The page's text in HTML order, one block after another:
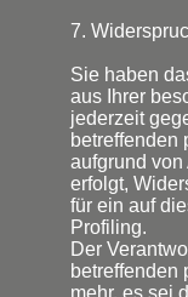
7.
Sie haben
aus Ihrer
jederzeit
betreffenden
aufgrund von
erfolgt,
für ein auf
Profiling.
Der
betreffenden